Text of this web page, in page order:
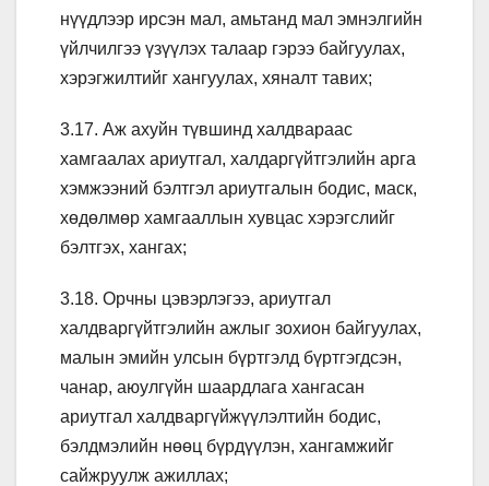
нүүдлээр ирсэн мал, амьтанд мал эмнэлгийн
үйлчилгээ үзүүлэх талаар гэрээ байгуулах,
хэрэгжилтийг хангуулах, хяналт тавих;
3.17. Аж ахуйн түвшинд халдвараас
хамгаалах ариутгал, халдаргүйтгэлийн арга
хэмжээний бэлтгэл ариутгалын бодис, маск,
хөдөлмөр хамгааллын хувцас хэрэгслийг
бэлтгэх, хангах;
3.18. Орчны цэвэрлэгээ, ариутгал
халдваргүйтгэлийн ажлыг зохион байгуулах,
малын эмийн улсын бүртгэлд бүртгэгдсэн,
чанар, аюулгүйн шаардлага хангасан
ариутгал халдваргүйжүүлэлтийн бодис,
бэлдмэлийн нөөц бүрдүүлэн, хангамжийг
сайжруулж ажиллах;